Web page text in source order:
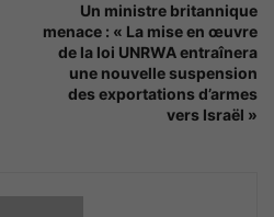
Un ministre britannique
menace : « La mise en œuvre
de la loi UNRWA entraînera
une nouvelle suspension
des exportations d’armes
vers Israël »